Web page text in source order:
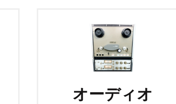
オーディオ